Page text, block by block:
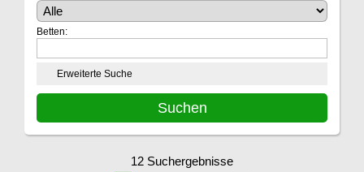
Betten:
Erweiterte Suche
12 Suchergebnisse